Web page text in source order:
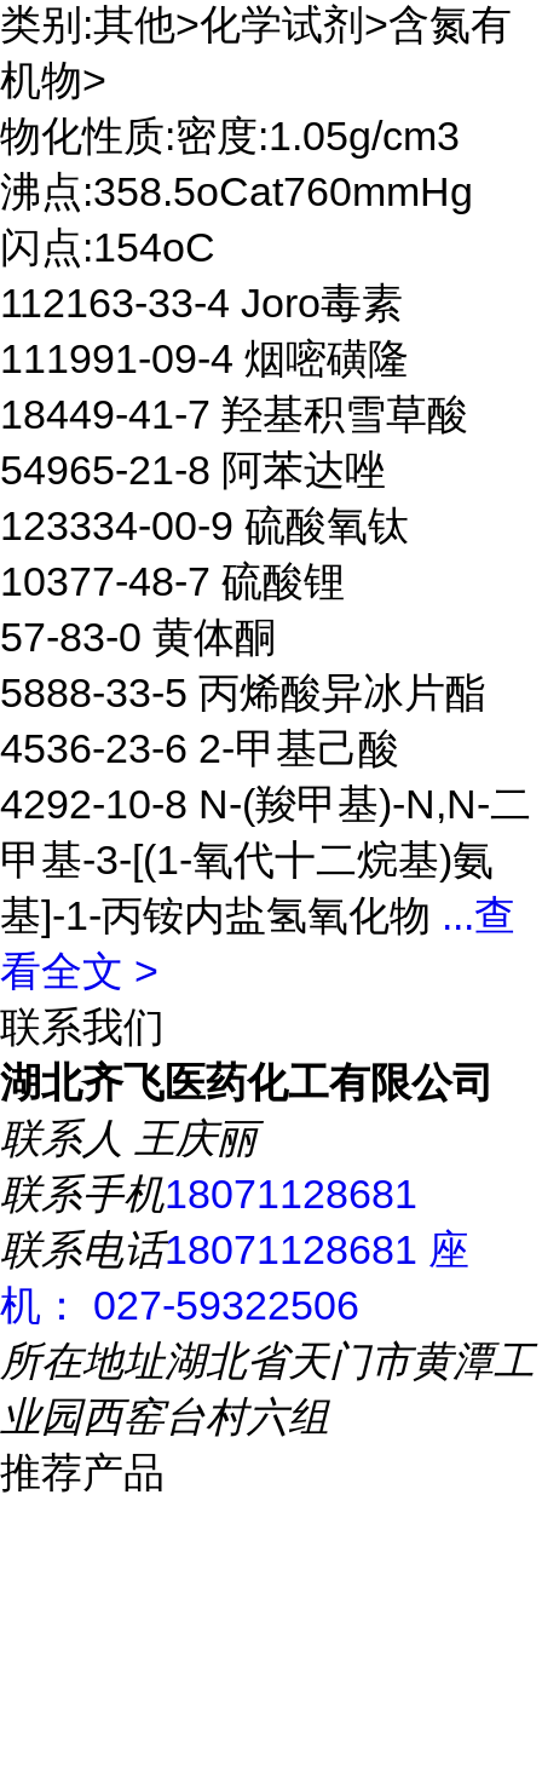
类别:其他>化学试剂>含氮有
机物>
物化性质:密度:1.05g/cm3
沸点:358.5oCat760mmHg
闪点:154oC
112163-33-4 Joro毒素
111991-09-4 烟嘧磺隆
18449-41-7 羟基积雪草酸
54965-21-8 阿苯达唑
123334-00-9 硫酸氧钛
10377-48-7 硫酸锂
57-83-0 黄体酮
5888-33-5 丙烯酸异冰片酯
4536-23-6 2-甲基己酸
4292-10-8 N-(羧甲基)-N,N-二
甲基-3-[(1-氧代十二烷基)氨
基]-1-丙铵内盐氢氧化物 ...查
看全文 >
联系我们
湖北齐飞医药化工有限公司
联系人 王庆丽
联系手机18071128681
联系电话18071128681 座
机： 027-59322506
所在地址湖北省天门市黄潭工
业园西窑台村六组
推荐产品